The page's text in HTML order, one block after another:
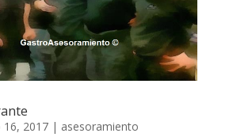
16, 2017| asesoramiento